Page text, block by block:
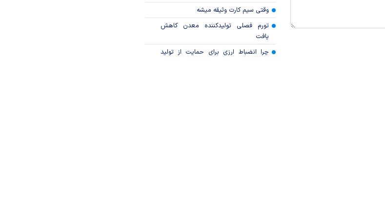
وقتی سیم کارت وثیقه میشه
تورم فصلی تولیدکننده معدن کاهش
یافت
چرا انضباط ارزی برای حمایت از تولید